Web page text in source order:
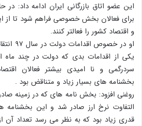
این عضو اتاق بازرگانی ایران ادامه داد: در
برای فعالان بخش خصوصی فراهم شود تا از
و اقتصاد کشور را فعالتر کنند.
او در
یکی از اقدامات بدی که دولت در چند ماه
سردرگمی و نا امیدی بیشتر فعالان
بخشنامه های بسیار زیاد و متناقض بود .
روغنی افزود: بخش نامه های که در زمینه
التفاوت نرخ ارز صادر شد و این